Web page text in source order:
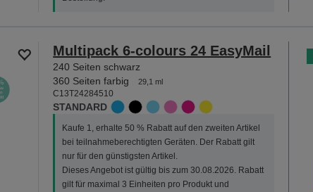
Multipack 6-colours 24 EasyMail
240 Seiten schwarz
360 Seiten farbig
29,1 ml
C13T24284510
STANDARD
Kaufe 1, erhalte 50 % Rabatt auf den zweiten Artikel
bei teilnahmeberechtigten Geräten. Der Rabatt gilt
nur für den günstigsten Artikel.
Dieses Angebot ist gültig bis zum 30.08.2026. Rabatt
gilt für maximal 3 Einheiten pro Produkt und